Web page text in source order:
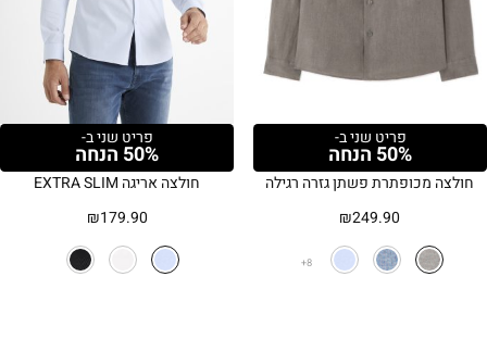
פריט שני ב-
50% הנחה
חולצה מכופתרת פשתן גזרה רגילה
₪249.90
8
פריט שני ב-
50% הנחה
חולצה אריגה EXTRA SLIM
₪179.90